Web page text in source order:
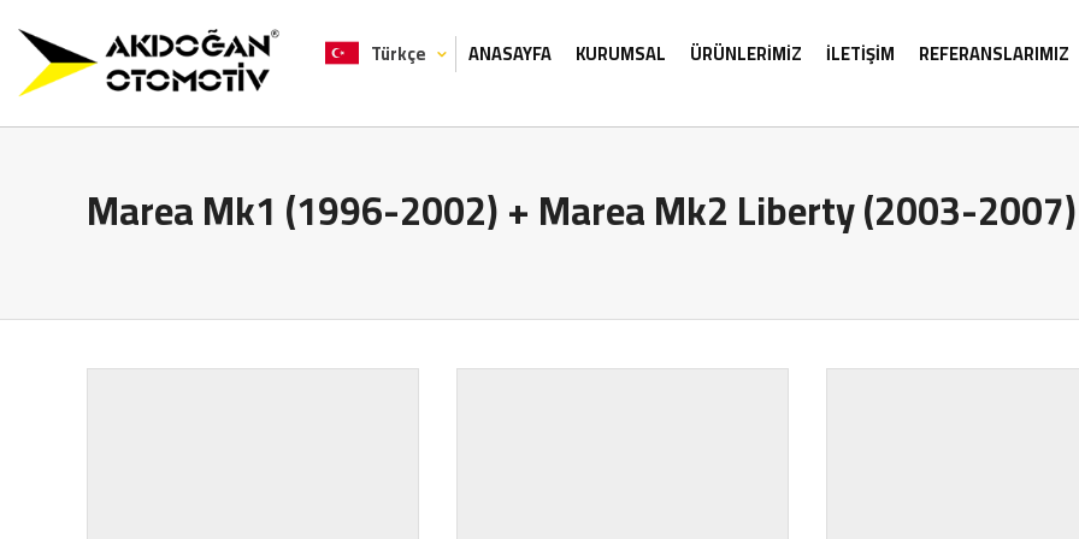
Türkçe ANASAYFA KURUMSAL ÜRÜNLERİMİZ İLETİŞİM REFERANSLARIMIZ
Marea Mk1 (1996-2002) + Marea Mk2 Liberty (2003-2007)